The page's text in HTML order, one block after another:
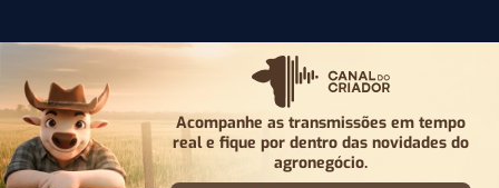
Acompanhe as transmissões em tempo
real e fique pordentro das novidades do
agronegócio.